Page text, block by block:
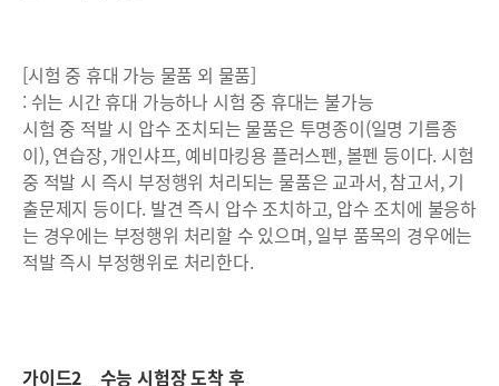
[시험 중 휴대 가능 물품 외 물품]
: 쉬는 시간 휴대 가능하나 시험 중 휴대는 불가능
시험 중 적발 시 압수 조치되는 물품은 투명종이(일명 기름종
이), 연습장, 개인샤프, 예비마킹용 플러스펜, 볼펜 등이다. 시험
중 적발 시 즉시 부정행위 처리되는 물품은 교과서, 참고서, 기
출문제지 등이다. 발견 즉시 압수 조치하고, 압수 조치에 불응하
는 경우에는 부정행위 처리할 수 있으며, 일부 품목의 경우에는
적발 즉시 부정행위로 처리한다.
가이드2 _ 수능 시험장 도착 후